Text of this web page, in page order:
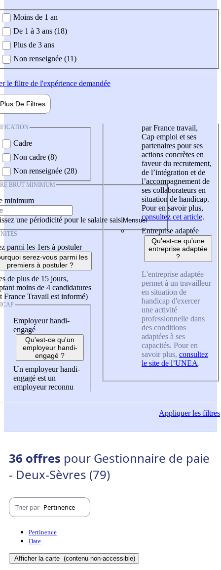
demandée
Moins de 1 an
De 1 à 3 ans (18)
Plus de 3 ans
Non renseignée (11)
le filtre de l'expérience demandée
Plus De Filtres
Cadre
Non cadre (8)
Non renseignée (28)
BRUT MINIMUM
minimum
une périodicité pour le salaire saisi
parmi les 1ers à postuler
serez-vous parmi les
premiers à postuler ?
de plus de 15 jours,
moins de 4 candidatures
France Travail est informé)
Employeur handi-
engagé
Qu'est-ce qu'un
employeur handi-
engagé ?
Un employeur handi-
engagé est un
employeur reconnu
par France travail,
Cap emploi et ses
partenaires pour ses
actions concrètes en
faveur du recrutement,
de l’intégration et de
l’accompagnement de
ses collaborateurs en
situation de handicap.
Pour en savoir plus,
consultez cet article.
Entreprise adaptée
Qu'est-ce qu'une
entreprise adaptée
?
L'entreprise adaptée
permet à un travailleur
en situation de
handicap d'exercer
une activité
professionnelle dans
des conditions
adaptées à ses
capacités. Pour en
savoir plus, consultez
le site de l’UNEA.
Appliquerles filtres
36 offres pour Gestionnaire de paie
- Deux-Sèvres (79)
Trier par Pertinence
Pertinence
Date
Afficher la carte (contenu non-accessible)